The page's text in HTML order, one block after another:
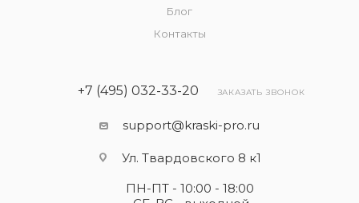
Блог
Контакты
+7 (495) 032-33-20 ЗАКАЗАТЬ ЗВОНОК
support@kraski-pro.ru
Ул. Твардовского 8 к1
ПН-ПТ - 10:00 - 18:00